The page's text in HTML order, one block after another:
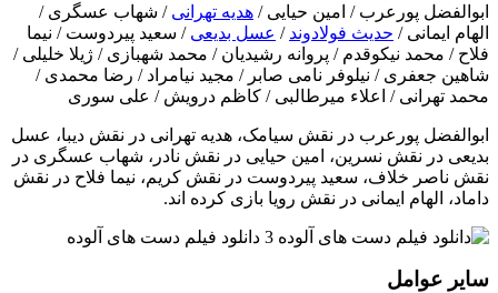
ابوالفضل پورعرب / امین حیایی / هدیه تهرانی / شهاب عسگری /
الهام ایمانی / حدیث فولادوند / عسل بدیعی / سعید پیردوست / نیما
فلاح / محمد نیکوقدم / پروانه رشیدیان / محمد شهبازی / ژیلا خلیلی /
شاهین جعفری / نیلوفر نامی صابر / مجید نیامراد / رضا محمدی /
محمد تهرانی / اعلاء میرطالبی / کاظم درویش / علی سوری
ابوالفضل پورعرب در نقش سیامک، هدیه تهرانی در نقش دیبا، عسل
بدیعی در نقش نسرین، امین حیایی در نقش نادر، شهاب عسگری در
نقش ناصر خلاف، سعید پیردوست در نقش کریم، نیما فلاح در نقش
داماد، الهام ایمانی در نقش رویا بازی کرده اند.
سایر عوامل